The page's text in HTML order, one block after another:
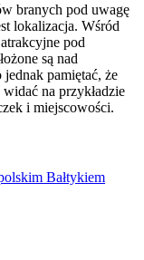
branych pod uwagę
lokalizacja. Wśród
pod
są nad
pamiętać, że
na przykładzie
i miejscowości.
Bałtykiem